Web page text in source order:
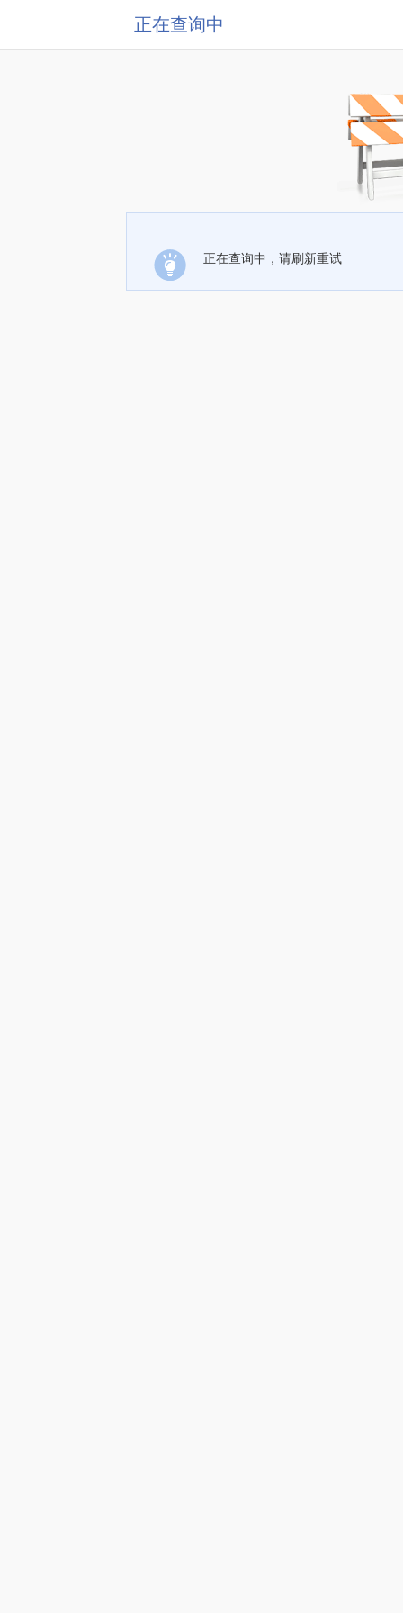
正在查询中
正在查询中，请刷新重试